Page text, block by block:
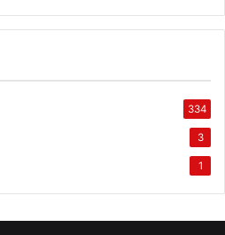
334
3
1